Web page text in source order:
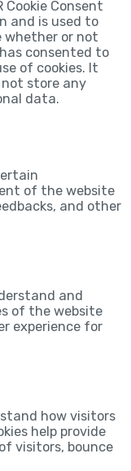
Cookie Consent
and is used to
whether or not
consented to
of cookies. It
not store any
data.
of the website
and other
and
of the website
experience for
how visitors
help provide
visitors, bounce